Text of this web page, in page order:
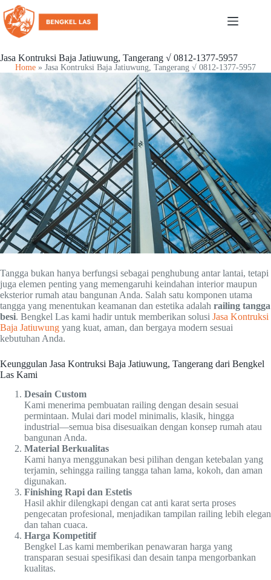
Jasa Kontruksi Baja Jatiuwung, Tangerang √ 0812-1377-5957
Home » Jasa Kontruksi Baja Jatiuwung, Tangerang √ 0812-1377-5957
Tangga bukan hanya berfungsi sebagai penghubung antar lantai, tetapi
juga elemen penting yang memengaruhi keindahan interior maupun
eksterior rumah atau bangunan Anda. Salah satu komponen utama
tangga yang menentukan keamanan dan estetika adalah railing tangga
besi. Bengkel Las kami hadir untuk memberikan solusi Jasa Kontruksi
Baja Jatiuwung yang kuat, aman, dan bergaya modern sesuai
kebutuhan Anda.
Keunggulan Jasa Kontruksi Baja Jatiuwung, Tangerang dari Bengkel
Las Kami
Desain Custom
Kami menerima pembuatan railing dengan desain sesuai
permintaan. Mulai dari model minimalis, klasik, hingga
industrial—semua bisa disesuaikan dengan konsep rumah atau
bangunan Anda.
Material Berkualitas
Kami hanya menggunakan besi pilihan dengan ketebalan yang
terjamin, sehingga railing tangga tahan lama, kokoh, dan aman
digunakan.
Finishing Rapi dan Estetis
Hasil akhir dilengkapi dengan cat anti karat serta proses
pengecatan profesional, menjadikan tampilan railing lebih elegan
dan tahan cuaca.
Harga Kompetitif
Bengkel Las kami memberikan penawaran harga yang
transparan sesuai spesifikasi dan desain tanpa mengorbankan
kualitas.